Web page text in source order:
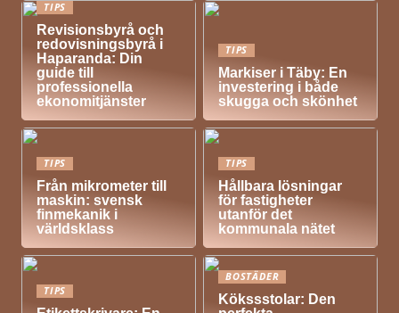
TIPS
Revisionsbyrå och
redovisningsbyrå i
Haparanda: Din
guide till
professionella
ekonomitjänster
TIPS
Markiser i Täby: En
investering i både
skugga och skönhet
TIPS
Från mikrometer till
maskin: svensk
finmekanik i
världsklass
TIPS
Hållbara lösningar
för fastigheter
utanför det
kommunala nätet
TIPS
BOSTÄDER
Kökssstolar: Den